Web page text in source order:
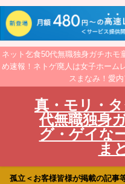
ネット乞食50代無職独身ガチホモ
め速報！ネトゲ廃人は女子ホーム
スまなみ！愛
真・モリ・
代無職独身
グ・ゲイな
ま
孤立＜お客様皆様が掲載の記事